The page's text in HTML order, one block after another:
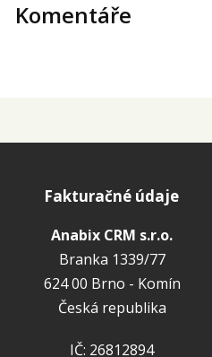
Komentáře
Fakturačné údaje
Anabix CRM s.r.o.
Branka 1339/77
624 00 Brno - Komín
Česká republika
IČ: 26812894